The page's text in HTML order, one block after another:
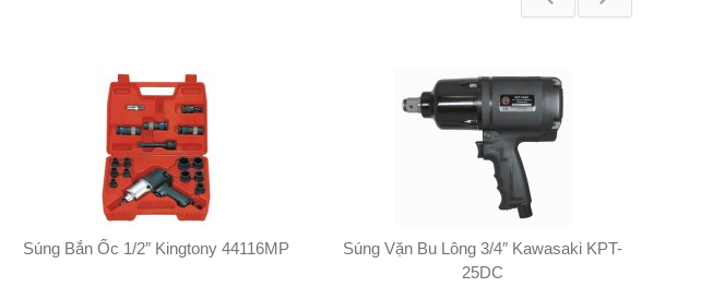
Súng Bắn Ốc 1/2″ Kingtony 44116MP
Súng Vặn Bu Lông 3/4″ Kawasaki KPT-
25DC